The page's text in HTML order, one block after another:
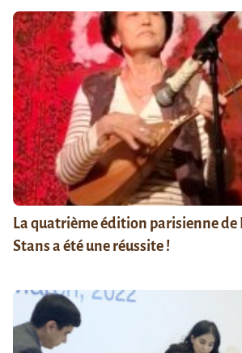
La quatrième édition parisienne de
Stans a été une réussite !